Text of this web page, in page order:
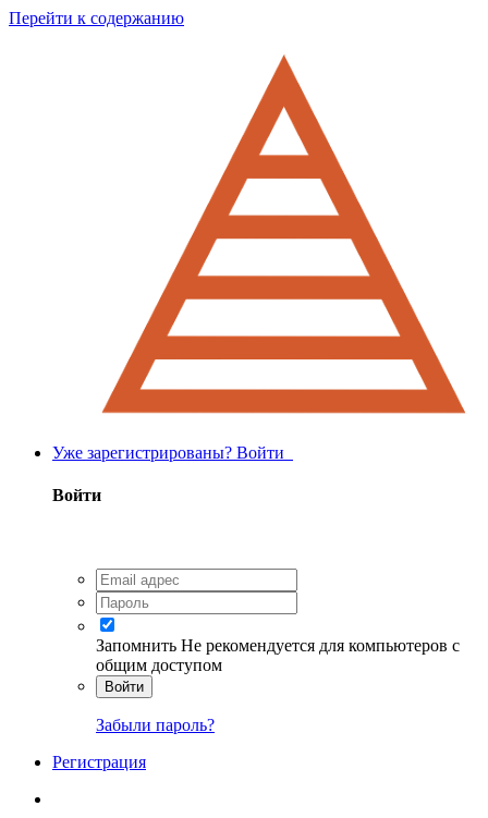
Перейти к содержанию
Уже зарегистрированы? Войти
Войти
Запомнить Не рекомендуется для компьютеров с
общим доступом
Войти
Забыли пароль?
Регистрация